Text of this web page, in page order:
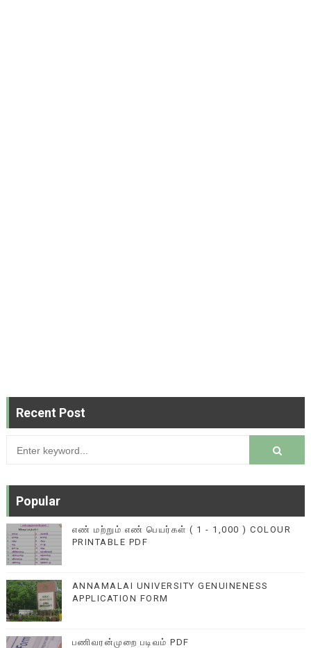
Recent Post
Popular
எண் மற்றும் எண் பெயர்கள் ( 1 - 1,000 ) COLOUR
PRINTABLE PDF
ANNAMALAI UNIVERSITY GENUINENESS
APPLICATION FORM
பணிவரன்முறை படிவம் PDF